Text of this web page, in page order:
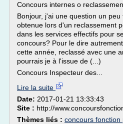
Concours internes o
Bonjour, j'ai une question un
obtenue lors d'un reclassement
dans les services effectifs pour
concours? Pour le dire
cette année, reclassé avec une
pourrais je à l'issue de (...)
Concours Inspecteur des...
Lire la suite
Date: 2017-01-21 13:33:43
Site : http://
Thèmes liés : concours fonction